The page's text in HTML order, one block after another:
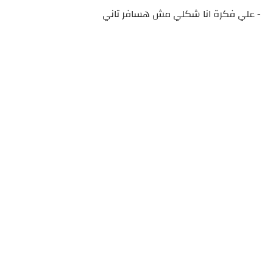
- علي فكرة انا شكلي مش هسافر تاني